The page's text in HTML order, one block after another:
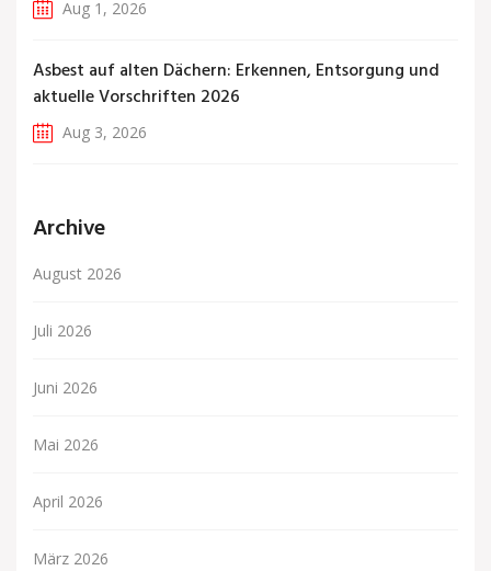
Aug 1, 2026
Asbest auf alten Dächern: Erkennen, Entsorgung und
aktuelle Vorschriften 2026
Aug 3, 2026
Archive
August 2026
Juli 2026
Juni 2026
Mai 2026
April 2026
März 2026